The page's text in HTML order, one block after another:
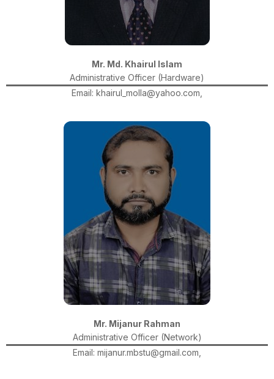
Mr. Md. Khairul Islam
Administrative Officer (Hardware)
Email: khairul_molla@yahoo.com,
Mr. Mijanur Rahman
Administrative Officer (Network)
Email: mijanur.mbstu@gmail.com,